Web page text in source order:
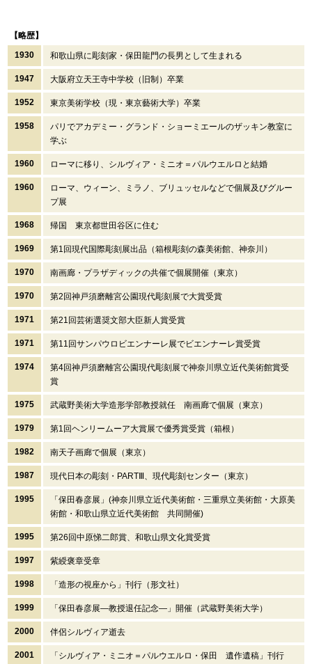
【略歴】
1930
和歌山県に彫刻家・保田龍門の長男として生まれる
1947 大阪府立天王寺中学校（旧制）卒業
1952 東京美術学校（現・東京藝術大学）卒業
1958
パリでアカデミー・グランド・ショーミエールのザッキン教室に
学ぶ
1960 ローマに移り、シルヴィア・ミニオ＝パルウエルロと結婚
1960
ローマ、ウィーン、ミラノ、ブリュッセルなどで個展及びグルー
プ展
1968 帰国 東京都世田谷区に住む
1969 第1回現代国際彫刻展出品（箱根彫刻の森美術館、神奈川）
1970 南画廊・プラザディックの共催で個展開催（東京）
1970 第2回神戸須磨離宮公園現代彫刻展で大賞受賞
1971 第21回芸術選奨文部大臣新人賞受賞
1971 第11回サンパウロビエンナーレ展でビエンナーレ賞受賞
1974
第4回神戸須磨離宮公園現代彫刻展で神奈川県立近代美術館賞受
賞
1975 武蔵野美術大学造形学部教授就任 南画廊で個展（東京）
1979 第1回ヘンリームーア大賞展で優秀賞受賞（箱根）
1982 南天子画廊で個展（東京）
1987 現代日本の彫刻・PARTⅢ、現代彫刻センター（東京）
1995
「保田春彦展」(神奈川県立近代美術館・三重県立美術館・大原美
術館・和歌山県立近代美術館 共同開催)
1995 第26回中原悌二郎賞、和歌山県文化賞受賞
1997 紫綬褒章受章
1998 「造形の視座から」刊行（形文社）
1999 「保田春彦展―教授退任記念―」開催（武蔵野美術大学）
2000 伴侶シルヴィア逝去
2001 「シルヴィア・ミニオ＝パルウエルロ・保田 遺作遺稿」刊行